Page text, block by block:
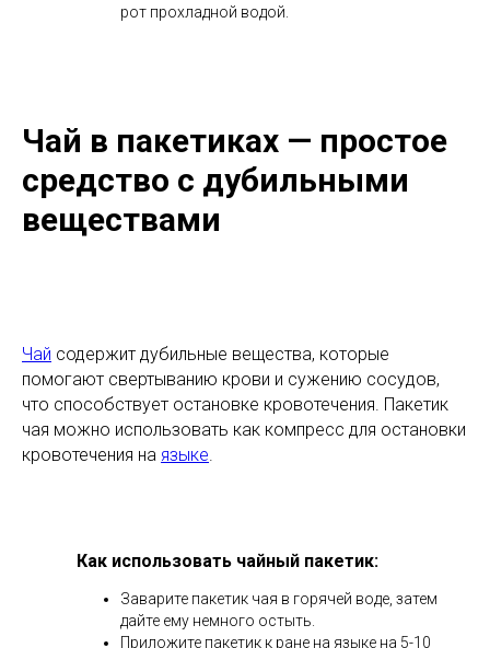
рот прохладной водой.
Чай в пакетиках — простое
средство с дубильными
веществами
Чай содержит дубильные вещества, которые
помогают свертыванию крови и сужению сосудов,
что способствует остановке кровотечения. Пакетик
чая можно использовать как компресс для остановки
кровотечения на языке.
Как использовать чайный пакетик:
Заварите пакетик чая в горячей воде, затем
дайте ему немного остыть.
Приложите пакетик к ране на языке на 5-10